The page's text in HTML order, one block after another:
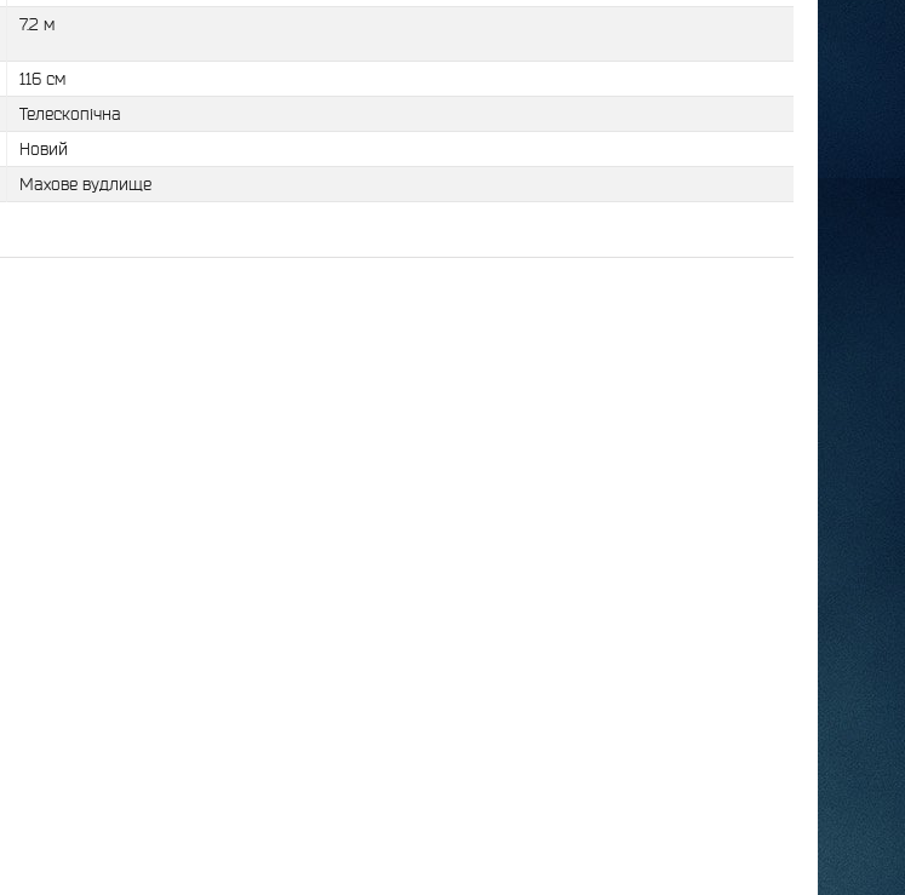
7.2 м
116 см
Телескопічна
Новий
Махове вудлище